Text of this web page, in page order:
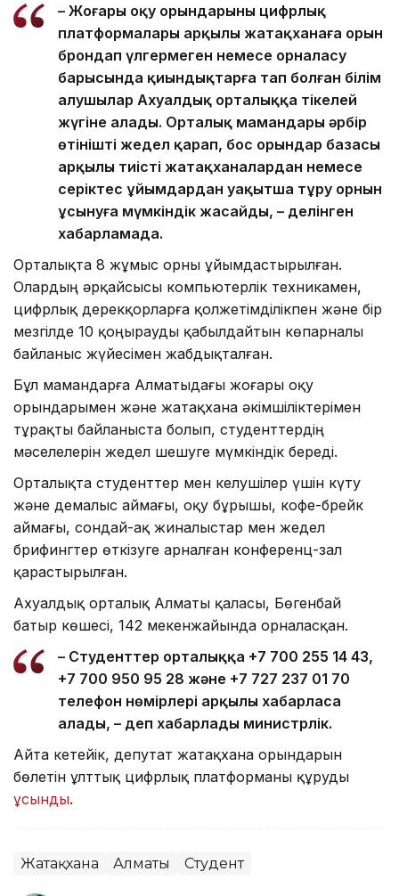
– Жоғары оқу орындарының цифрлық
платформалары арқылы жатақханаға орын
брондап үлгермеген немесе орналасу
барысында қиындықтарға тап болған білім
алушылар Ахуалдық орталыққа тікелей
жүгіне алады. Орталық мамандары әрбір
өтінішті жедел қарап, бос орындар базасы
арқылы тиісті жатақханалардан немесе
серіктес ұйымдардан уақытша тұру орнын
ұсынуға мүмкіндік жасайды, – делінген
хабарламада.
Орталықта 8 жұмыс орны ұйымдастырылған.
Олардың әрқайсысы компьютерлік техникамен,
цифрлық дерекқорларға қолжетімділікпен және бір
мезгілде 10 қоңырауды қабылдайтын көпарналы
байланыс жүйесімен жабдықталған.
Бұл мамандарға Алматыдағы жоғары оқу
орындарымен және жатақхана әкімшіліктерімен
тұрақты байланыста болып, студенттердің
мәселелерін жедел шешуге мүмкіндік береді.
Орталықта студенттер мен келушілер үшін күту
және демалыс аймағы, оқу бұрышы, кофе-брейк
аймағы, сондай-ақ жиналыстар мен жедел
брифингтер өткізуге арналған конференц-зал
қарастырылған.
Ахуалдық орталық Алматы қаласы, Бөгенбай
батыр көшесі, 142 мекенжайында орналасқан.
– Студенттер орталыққа +7 700 255 14 43,
+7 700 950 95 28 және +7 727 237 01 70
телефон нөмірлері арқылы хабарласа
алады, – деп хабарлады министрлік.
Айта кетейік, депутат жатақхана орындарын
бөлетін ұлттық цифрлық платформаны құруды
ұсынды.
Жатақхана Алматы Студент